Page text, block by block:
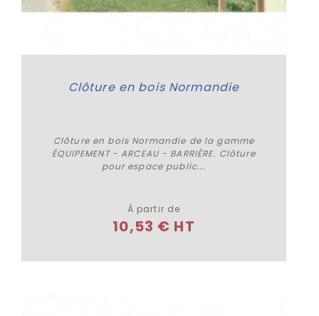
Clôture en bois Normandie
Clôture en bois Normandie de la gamme
ÉQUIPEMENT - ARCEAU - BARRIÈRE. Clôture
pour espace public...
À partir de
10,53 € HT